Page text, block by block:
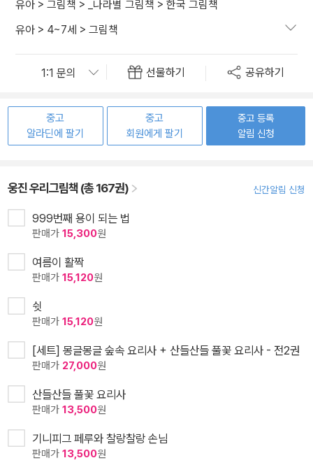
유아 > 그림책 > _나라별 그림책 > 한국 그림책
유아 > 4~7세 > 그림책
선물하기 공유하기
중고
알라딘에 팔기
중고
회원에게 팔기
중고 등록
알림 신청
웅진 우리그림책 (총 167권) 신간알림 신청
999번째 용이 되는 법
판매가 15,300원
여름이 활짝
판매가 15,120원
쉿
판매가 15,120원
[세트] 몽글몽글 숲속 요리사 + 산들산들 풀꽃 요리사 - 전2권
판매가 27,000원
산들산들 풀꽃 요리사
판매가 13,500원
기니피그 페루와 찰랑찰랑 손님
판매가 13,500원